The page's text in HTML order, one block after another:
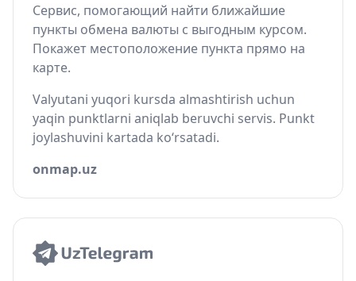
Сервис, помогающий найти ближайшие
пункты обмена валюты с выгодным курсом.
Покажет местоположение пункта прямо на
карте.
Valyutani yuqori kursda almashtirish uchun
yaqin punktlarni aniqlab beruvchi servis. Punkt
joylashuvini kartada ko‘rsatadi.
onmap.uz